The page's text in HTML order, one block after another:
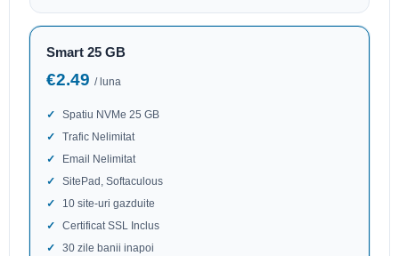
Smart 25 GB
€2.49 / luna
Spatiu NVMe 25 GB
Trafic Nelimitat
Email Nelimitat
SitePad, Softaculous
10 site-uri gazduite
Certificat SSL Inclus
30 zile banii inapoi